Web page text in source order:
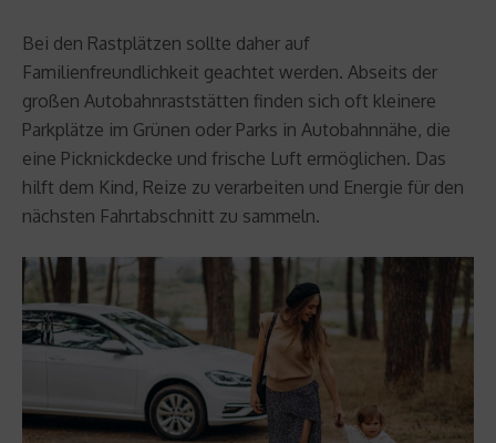
Bei den Rastplätzen sollte daher auf
Familienfreundlichkeit geachtet werden. Abseits der
großen Autobahnraststätten finden sich oft kleinere
Parkplätze im Grünen oder Parks in Autobahnnähe, die
eine Picknickdecke und frische Luft ermöglichen. Das
hilft dem Kind, Reize zu verarbeiten und Energie für den
nächsten Fahrtabschnitt zu sammeln.